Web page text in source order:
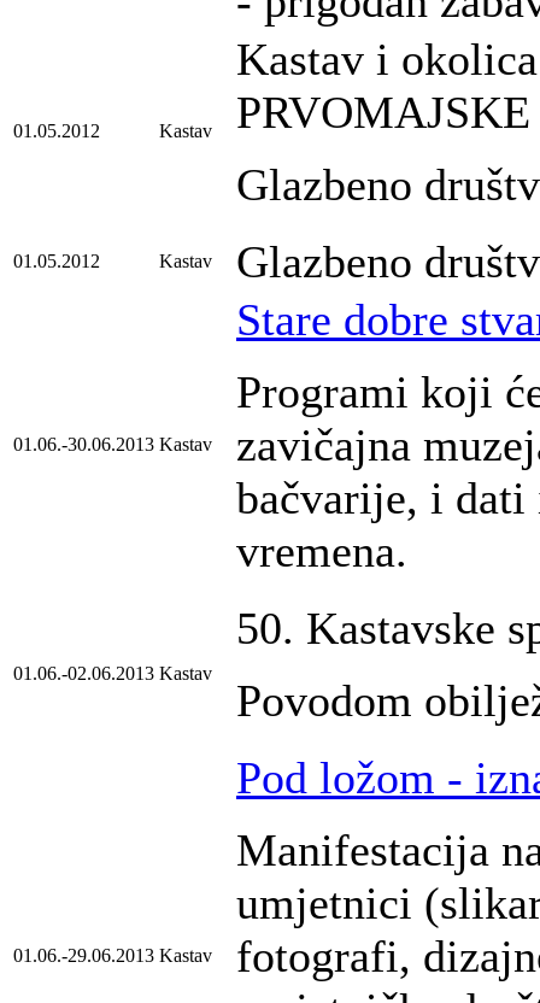
01.05.2012 Kastav
Kastav i
Glazbeno
01.05.2012 Kastav Glazbeno
01.06.-30.06.2013 Kastav
Stare dobre
Programi koji
zavičajna
bačvarije, i
vremena.
01.06.-02.06.2013 Kastav
50. Kastavske
Povodom
01.06.-29.06.2013 Kastav
Pod ložom -
Manifestacija
umjetnici
fotografi,